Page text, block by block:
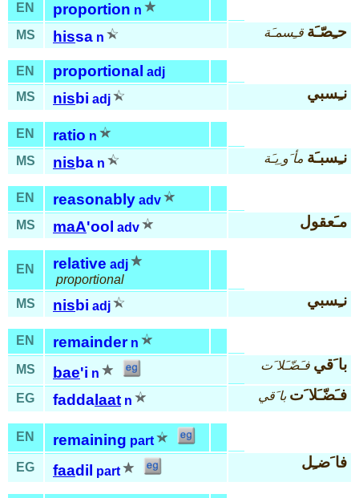
EN proportion n
MS
hissa n حـِصّـَة قـِسمـَة
EN proportional adj
MS
nisbi adj نـِسبي
EN ratio n
MS
nisba n نـِسبـَة مأ َو ِيـَة
EN reasonably adv
MS
maA'ool adv مـَعقول
EN relative adj
proportional
MS
nisbi adj نـِسبي
EN remainder n
MS
bae'i n
با َقي فـَضّـَلا َت
EG fadda laat n فـَضّـَلا َت با َقي
EN remaining part
EG
faadil part
فا َضـِل